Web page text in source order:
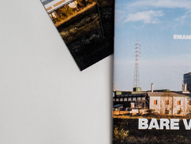
BARE